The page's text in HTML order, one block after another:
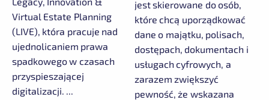
Virtual Estate Planning
(LIVE), która pracuje nad
ujednolicaniem prawa
spadkowego w czasach
przyspieszającej
digitalizacji. ...
jest skierowane do osób,
które chcą uporządkować
dane o majątku, polisach,
dostępach, dokumentach i
usługach cyfrowych, a
zarazem zwiększyć
pewność, że wskazana